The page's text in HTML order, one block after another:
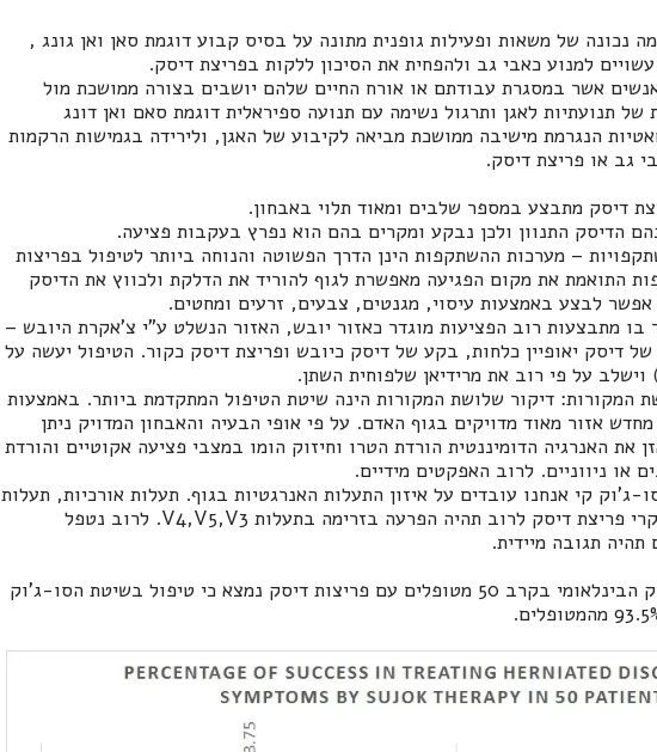
נכונה של משאות ופעילות גופנית מתונה על בסיס קבוע דוגמת סאן ואן גונג ,
למנוע כאבי גב ולהפחית את הסיכון ללקות בפריצת דיסק.
אשר במסגרת עבודתם או אורח החיים שלהם יושבים בצורה ממושכת מול
תנועתיות לאגן ותרגול נשימה עם תנועה ספיראלית דוגמת סאם ואן דונג
הנגרמת מישיבה ממושכת מביאה לקיבוע של האגן, ולירידה בגמישות הרקמות
גב או פריצת דיסק.
דיסק מתבצע במספר שלבים ומאוד תלוי באבחון.
הדיסק התנוון ולכן נבקע ומקרים בהם הוא נפרץ בעקבות פציעה.
– מערכות ההשתקפות הינן הדרך הפשוטה והנוחה ביותר לטיפול בפריצות
התואמת את מקום הפגיעה מאפשרת לגוף להוריד את הדלקת ולכווץ את הדיסק
אפשר לבצע באמצעות עיסוי, מגנטים, צבעים, זרעים ומחטים.
6 קי: האזור בו מתבצעות רוב הפציעות מוגדר כאזור יובש, האזור הנשלט ע"י צ'אקרת היובש –
פי 6 הקי, בלט של דיסק יאופיין כלחות, בקע של דיסק כיובש ופריצת דיסק כקור. הטיפול יעשה על
על פי רוב את מרידיאן שלפוחית השתן.
המקורות: דיקור שלושת המקורות הינה שיטת הטיפול המתקדמת ביותר. באמצעות
אזור מאוד מדויקים בגוף האדם. על פי אופי הבעיה והאבחון המדויק ניתן
את האנרגיה הדומיננטית הורדת הטרו וחיזוק הומו במצבי פציעה אקוטיים והורדת
או ניווניים. לרוב האפקטים מידיים.
קי אנחנו עובדים על איזון התעלות האנרגטיות בגוף. תעלות אורכיות, תעלות
פריצת דיסק לרוב תהיה הפרעה בזרימה בתעלות V3
,
V4,V5. לרוב נטפל
תגובה מיידית.
במחקר שנערך באיגוד הסו-ג'וק הבינלאומי בקרב 50 מטופלים עם פריצות דיסק נמצא כי טיפול בשיטת הסו-ג'וק